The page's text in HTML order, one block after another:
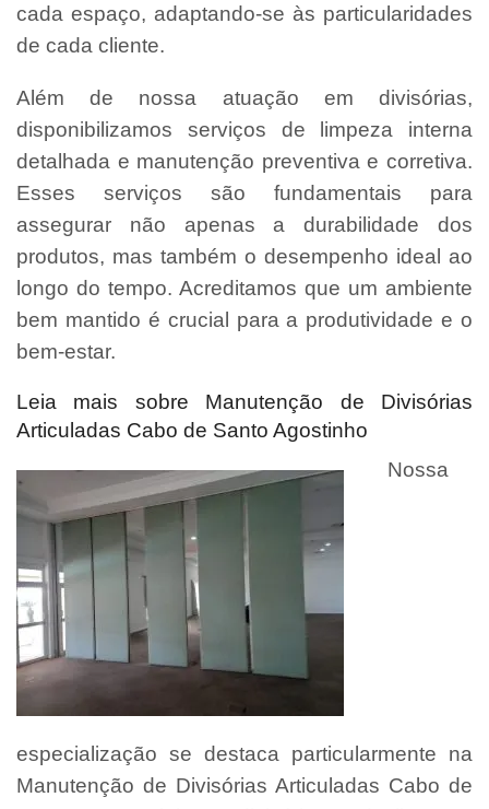
cada espaço, adaptando-se às particularidades
de cada cliente.
Além de nossa atuação em divisórias,
disponibilizamos serviços de limpeza interna
detalhada e manutenção preventiva e corretiva.
Esses serviços são fundamentais para
assegurar não apenas a durabilidade dos
produtos, mas também o desempenho ideal ao
longo do tempo. Acreditamos que um ambiente
bem mantido é crucial para a produtividade e o
bem-estar.
Leia mais sobre Manutenção de Divisórias
Articuladas Cabo de Santo Agostinho
Nossa
especialização se destaca particularmente na
Manutenção de Divisórias Articuladas Cabo de